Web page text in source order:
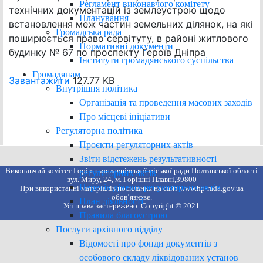
Регламент виконавчого комітету
Планування
Громадська рада
Нормативні документи
Інститути громадянського суспільства
Громадянам
Внутрішня політика
Організація та проведення масових заходів
Про місцеві ініціативи
Регуляторна політика
Проєкти регуляторних актів
Звіти відстежень результативності
регуляторних актів
Перелік діючих регуляторних актів
План діяльності
Правила благоустрою
Послуги архівного відділу
Відомості про фонди документів з
особового складу ліквідованих установ
технічних документацій із землеустрою щодо
встановлення меж частин земельних ділянок, на які
поширюється право сервітуту, в районі житлового
будинку № 67 по проспекту Героїв Дніпра
Завантажити127.77 KB
Виконавчий комітет Горішньоплавнівської міської ради Полтавської області
вул. Миру, 24, м. Горішні Плавні,39800
При використанні матеріалів посилання на сайт www.hp-rada.gov.ua
обов’язкове.
Усі права застережено. Copyright © 2021